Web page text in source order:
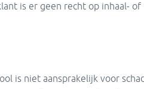
is er geen recht op inhaal- of
is niet aansprakelijk voor